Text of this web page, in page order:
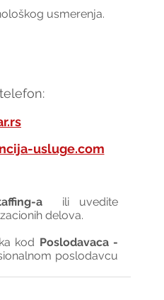
usmerenja.
usluge.com
a
delova.
kod Poslodavaca -
poslodavcu